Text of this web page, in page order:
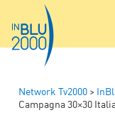
Network Tv2000 >
Campagna 30×30